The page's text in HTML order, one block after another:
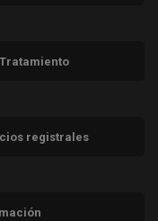
registrales